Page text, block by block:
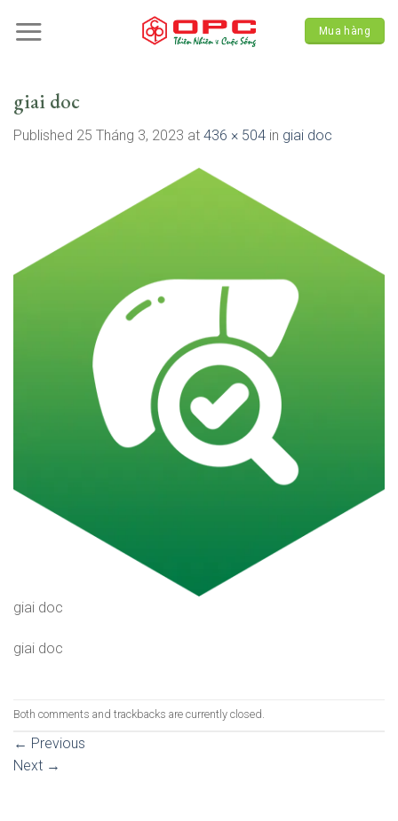
Mua hàng
giai doc
Published 25 Tháng 3, 2023 at 436 × 504 in giai doc
giai doc
giai doc
Both comments and trackbacks are currently closed.
← Previous
Next →